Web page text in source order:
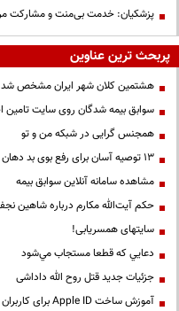
پزشکیان: خدمت بی‌منت و مشارکت
پربحث ترین عناوین
هشتمین کلان شهر ایران مشخص شد
سوابق بیمه شدگان روی سایت تامین
همجنس گرایی در شبکه من و تو
13 توصیه آسان برای رفع بوی بد دهان
مشاهده سامانه آنلاين سوابق بیمه
حكم آيت‌الله مكارم درباره شاهين
سایتهای همسریابی!
دعايي كه قطعا مستجاب مي‌شود
جزئیات جدید قتل روح الله داداشی
آموزش ساخت Apple ID برای کاربران ایرانی